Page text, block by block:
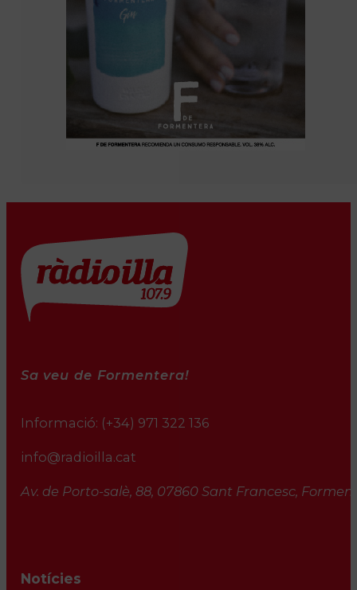
Sa veu de Formentera!
Informació: (+34) 971 322 136
info@radioilla.cat
Av. de Porto-salè, 88, 07860 Sant Francesc,
Notícies